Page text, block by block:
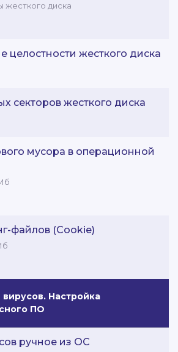
жесткого диска
целостности жесткого диска
секторов жесткого диска
мусора в операционной
файлов (Cookie)
Настройка
ПО
ручное из ОС